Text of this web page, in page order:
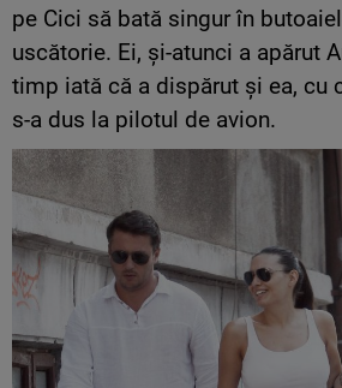
pe Cici să bată singur în
uscătorie. Ei, și-atunci a apărut
timp iată că a dispărut și ea, cu
s-a dus la pilotul de avion.